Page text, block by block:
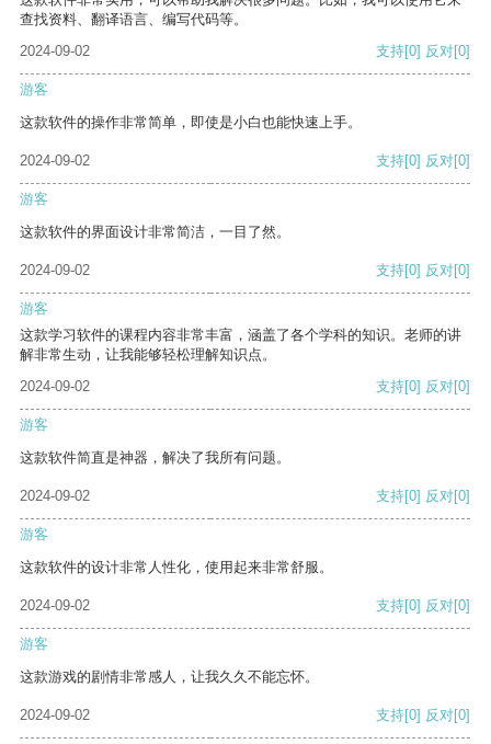
查找资料、翻译语言、编写代码等。
2024-09-02
支持[0] 反对[0]
游客
这款软件的操作非常简单，即使是小白也能快速上手。
2024-09-02 支持[0] 反对[0]
游客
这款软件的界面设计非常简洁，一目了然。
2024-09-02 支持[0] 反对[0]
游客
这款学习软件的课程内容非常丰富，涵盖了各个学科的知识。老师的讲
解非常生动，让我能够轻松理解知识点。
2024-09-02
支持[0] 反对[0]
游客
这款软件简直是神器，解决了我所有问题。
2024-09-02 支持[0] 反对[0]
游客
这款软件的设计非常人性化，使用起来非常舒服。
2024-09-02 支持[0] 反对[0]
游客
这款游戏的剧情非常感人，让我久久不能忘怀。
2024-09-02 支持[0] 反对[0]